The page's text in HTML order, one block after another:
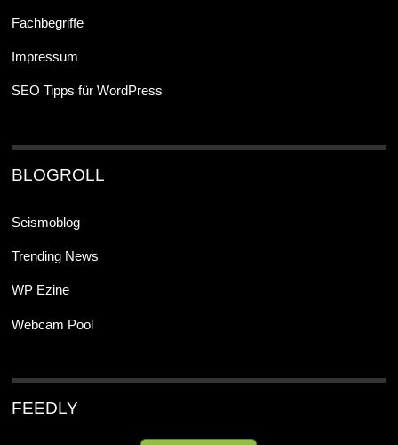
Fachbegriffe
Impressum
SEO Tipps für WordPress
BLOGROLL
Seismoblog
Trending News
WP Ezine
Webcam Pool
FEEDLY